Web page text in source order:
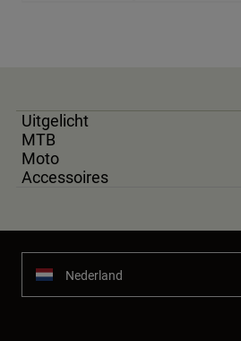
Uitgelicht
MTB
Moto
Accessoires
Nederland